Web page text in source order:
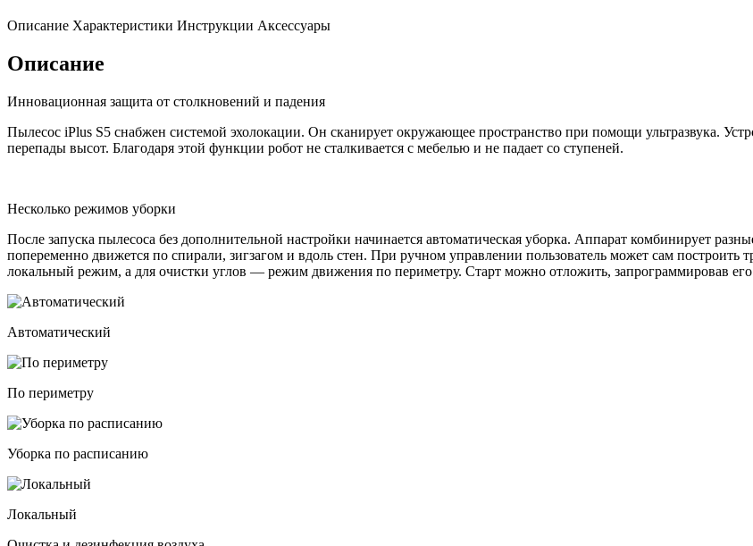
Описание Характеристики Инструкции Аксессуары
Описание
Инновационная защита от столкновений и падения
Пылесос iPlus S5 снабжен системой эхолокации. Он сканирует окружающее пространство при помощи ультразвука.
перепады высот. Благодаря этой функции робот не сталкивается с мебелью и не падает со ступеней.
Несколько режимов уборки
После запуска пылесоса без дополнительной настройки начинается автоматическая уборка. Аппарат комбинирует
попеременно движется по спирали, зигзагом и вдоль стен. При ручном управлении пользователь может сам построить
локальный режим, а для очистки углов — режим движения по периметру. Старт можно отложить, запрограммировав
Автоматический
По периметру
Уборка по расписанию
Локальный